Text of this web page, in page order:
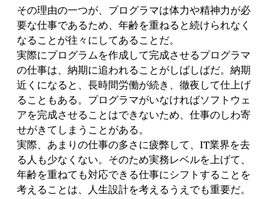
その理由の一つが、プログラマは体力や精神力が必
要な仕事であるため、年齢を重ねると続けられなく
なることが往々にしてあることだ。
実際にプログラムを作成して完成させるプログラマ
の仕事は、納期に追われることがしばしばだ。納期
近くになると、長時間労働が続き、徹夜して仕上げ
ることもある。プログラマがいなければソフトウェ
アを完成させることはできないため、仕事のしわ寄
せがきてしまうことがある。
実際、あまりの仕事の多さに疲弊して、IT業界を去
る人も少なくない。そのため実務レベルを上げて、
年齢を重ねても対応できる仕事にシフトすることを
考えることは、人生設計を考えるうえでも重要だ。